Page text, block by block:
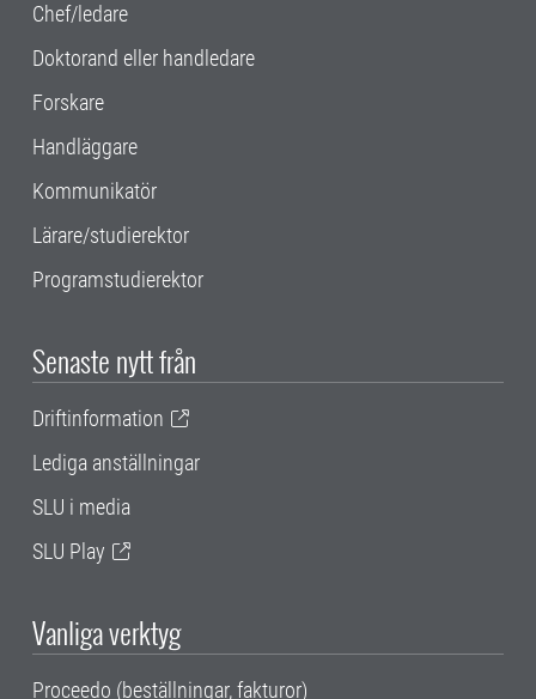
Chef/ledare
Doktorand eller handledare
Forskare
Handläggare
Kommunikatör
Lärare/studierektor
Programstudierektor
Senaste nytt från
Driftinformation
Lediga anställningar
SLU i media
SLU Play
Vanliga verktyg
Proceedo (beställningar, fakturor)